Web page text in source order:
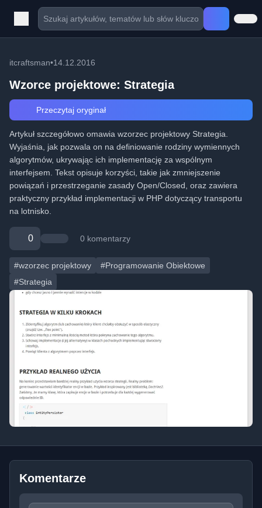
itcraftsman•14.12.2016
Wzorce projektowe: Strategia
Przeczytaj oryginał
Artykuł szczegółowo omawia wzorzec projektowy Strategia.
Wyjaśnia, jak pozwala on na definiowanie rodziny wymiennych
algorytmów, ukrywając ich implementację za wspólnym
interfejsem. Tekst opisuje korzyści, takie jak zmniejszenie
powiązań i przestrzeganie zasady Open/Closed, oraz zawiera
praktyczny przykład implementacji w PHP dotyczący transportu
na lotnisko.
0 0 komentarzy
#wzorzec projektowy
#Programowanie Obiektowe
#Strategia
Komentarze